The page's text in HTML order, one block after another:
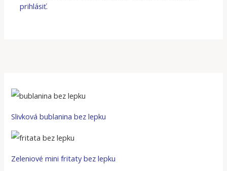
prihlásiť.
Slivková bublanina bez lepku
Zeleniové mini fritaty bez lepku